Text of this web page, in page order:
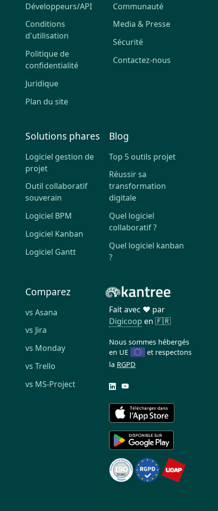
Développeurs/API
Conditions
d'utilisation
Politique de
confidentialité
Juridique
Plan du site
Communauté
Media & Presse
Sécurité
Contactez-nous
Solutions phares
Logiciel gestion de
projet
Outil collaboratif
souverain
Logiciel BPM
Logiciel Kanban
Logiciel Gantt
Blog
Top 5 outils projet
Réussir sa
transformation
digitale
Quel logiciel
collaboratif ?
Quel logiciel kanban
?
Comparez
vs Asana
vs Jira
vs Monday
vs Trello
vs MS-Project
Fait avec ❤️ par
Digicoop en 🇫🇷
Nous sommes hébergés
en UE
et respectons
la RGPD